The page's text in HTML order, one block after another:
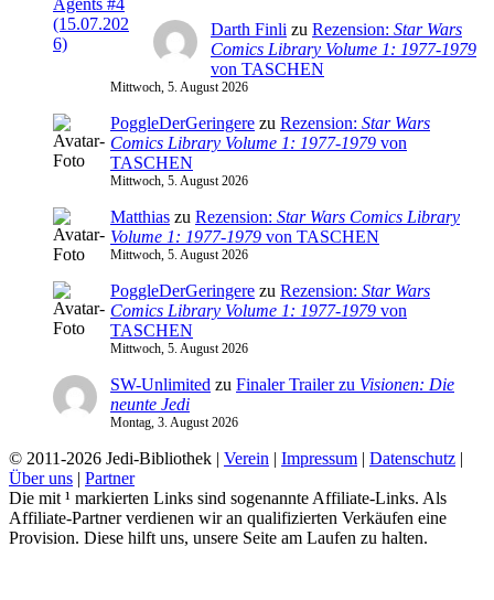
Darth Finli zu Rezension: Star Wars
Comics Library Volume 1: 1977-1979
von TASCHEN
Mittwoch, 5. August 2026
PoggleDerGeringere zu Rezension: Star Wars
Comics Library Volume 1: 1977-1979 von
TASCHEN
Mittwoch, 5. August 2026
Matthias zu Rezension: Star Wars Comics Library
Volume 1: 1977-1979 von TASCHEN
Mittwoch, 5. August 2026
PoggleDerGeringere zu Rezension: Star Wars
Comics Library Volume 1: 1977-1979 von
TASCHEN
Mittwoch, 5. August 2026
SW-Unlimited zu Finaler Trailer zu Visionen: Die
neunte Jedi
Montag, 3. August 2026
© 2011-2026 Jedi-Bibliothek | Verein | Impressum | Datenschutz |
Über uns | Partner
Die mit ¹ markierten Links sind sogenannte Affiliate-Links. Als
Affiliate-Partner verdienen wir an qualifizierten Verkäufen eine
Provision. Diese hilft uns, unsere Seite am Laufen zu halten.